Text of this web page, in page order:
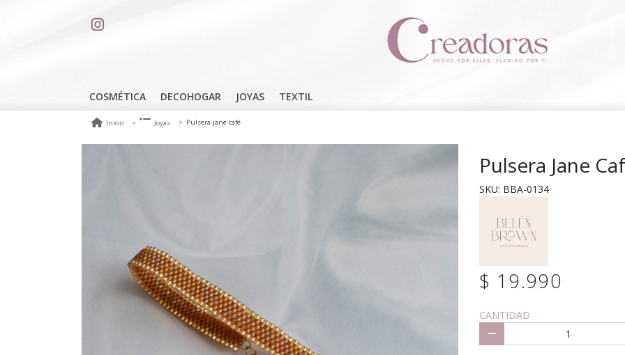
COSMÉTICA DECOHOGAR JOYAS TEXTIL
Inicio Joyas Pulsera jane café
Pulsera Jane
SKU: BBA-0134
$ 19.990
CANTIDAD